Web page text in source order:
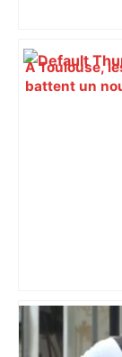
À Toulouse,
battent un
DIRECT.
mobilisation